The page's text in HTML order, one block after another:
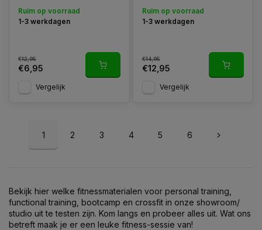
Ruim op voorraad
1-3 werkdagen
€12,95
€6,95
Vergelijk
Ruim op voorraad
1-3 werkdagen
€14,95
€12,95
Vergelijk
1 2 3 4 5 6
Bekijk hier welke fitnessmaterialen voor personal training,
functional training, bootcamp en crossfit in onze showroom/
studio uit te testen zijn. Kom langs en probeer alles uit. Wat ons
betreft maak je er een leuke fitness-sessie van!